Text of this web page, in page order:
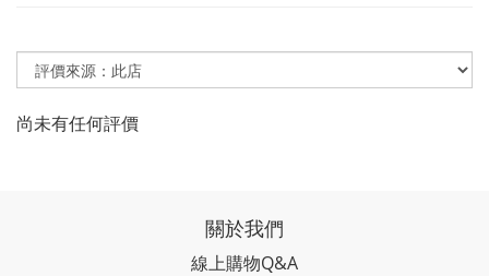
尚未有任何評價
關於我們
線上購物Q&A